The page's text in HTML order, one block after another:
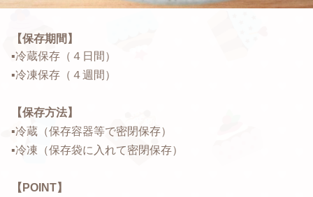
【保存期間】
▪️冷蔵保存（４日間）
▪️冷凍保存（４週間）
【保存方法】
▪️冷蔵（保存容器等で密閉保存）
▪️冷凍（保存袋に入れて密閉保存）
【POINT】